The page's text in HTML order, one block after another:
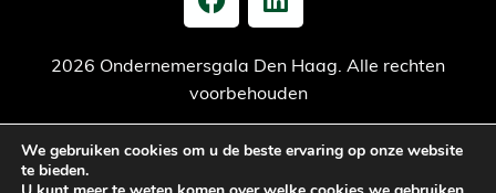
2026 Ondernemersgala Den Haag. Alle rechten
voorbehouden
Privacy verklaring Cookiebeleid Jaarrekening
We gebruiken cookies om u de beste ervaring op onze website
te bieden.